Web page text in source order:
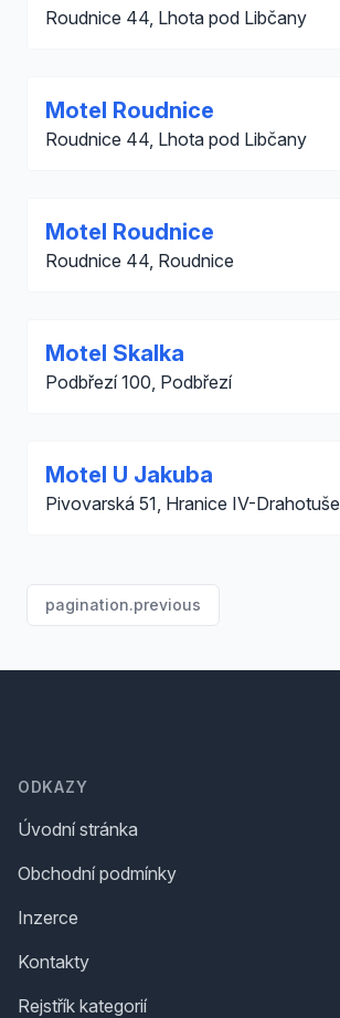
Roudnice 44, Lhota pod Libčany
Motel Roudnice
Roudnice 44, Lhota pod Libčany
Motel Roudnice
Roudnice 44, Roudnice
Motel Skalka
Podbřezí 100, Podbřezí
Motel U Jakuba
Pivovarská 51, Hranice IV-Drahotuše
pagination.previous
ODKAZY
Úvodní stránka
Obchodní podmínky
Inzerce
Kontakty
Rejstřík kategorií